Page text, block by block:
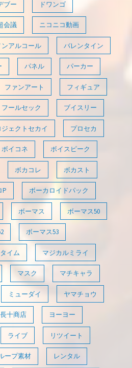
ブー ドワンゴ
会議 ニコニコ動画
ンアルコール バレンタイン
パネル パーカー
ファンアート フィギュア
フールセック ブイスリー
ジェクトセカイ プロセカ
ボイコネ ボイスピーク
ボカコレ ボカスト
P ボーカロイドパック
ボーマス ボーマス50
ボーマス53
イム マジカルミライ
マスク マチキャラ
ミューダイ ヤマチョウ
十商店 ヨーヨー
ライブ リツイート
ープ素材 レンタル